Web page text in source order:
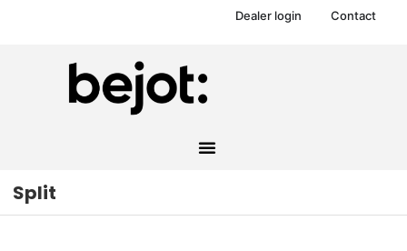
Dealer login Contact
Split